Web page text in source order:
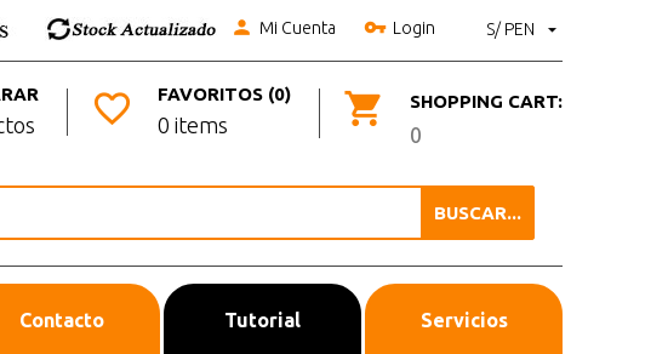
S/ PEN
Mi Cuenta Login
SHOPPING CART:
0
FAVORITOS (0)
0 items
BUSCAR...
Contacto Tutorial Servicios